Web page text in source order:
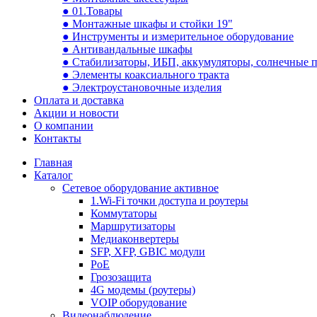
● 01.Товары
● Монтажные шкафы и стойки 19"
● Инструменты и измерительное оборудование
● Антивандальные шкафы
● Стабилизаторы, ИБП, аккумуляторы, солнечные
● Элементы коаксиального тракта
● Электроустановочные изделия
Оплата и доставка
Акции и новости
О компании
Контакты
Главная
Каталог
Сетевое оборудование активное
1.Wi-Fi точки доступа и роутеры
Коммутаторы
Маршрутизаторы
Медиаконвертеры
SFP, XFP, GBIC модули
PoE
Грозозащита
4G модемы (роутеры)
VOIP оборудование